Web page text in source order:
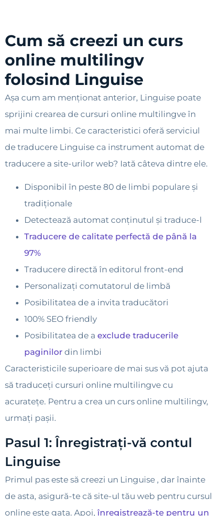
Cum să creezi un curs
online multilingv
folosind Linguise
Așa cum am menționat anterior, Linguise poate
sprijini crearea de cursuri online multilingve în
mai multe limbi. Ce caracteristici oferă serviciul
de traducere Linguise ca instrument automat de
traducere a site-urilor web? Iată câteva dintre ele.
Disponibil în peste 80 de limbi populare și
tradiționale
Detectează automat conținutul și traduce-l
Traducere de calitate perfectă de până la
97%
Traducere directă în editorul front-end
Personalizați comutatorul de limbă
Posibilitatea de a invita traducători
100% SEO friendly
Posibilitatea de a exclude traducerile
paginilor din limbi
Caracteristicile superioare de mai sus vă pot ajuta
să traduceți cursuri online multilingve cu
acuratețe. Pentru a crea un curs online multilingv,
urmați pașii.
Pasul 1: Înregistrați-vă contul
Linguise
Primul pas este să creezi un Linguise , dar înainte
de asta, asigură-te că site-ul tău web pentru cursul
online este gata. Apoi, înregistrează-te pentru un